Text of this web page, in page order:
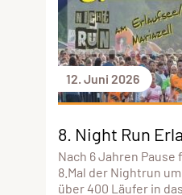
12. Juni 2026
8. Night Run
Nach 6 Jahren
8.Mal der Nightrun
über 400 Läufer in